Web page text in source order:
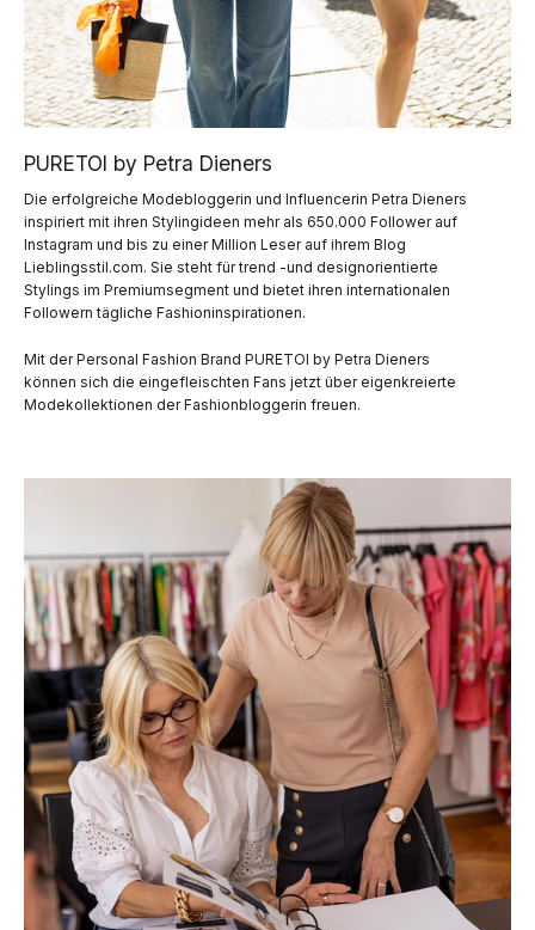
PURETOI by Petra Dieners
Die erfolgreiche Modebloggerin und Influencerin Petra Dieners
inspiriert mit ihren Stylingideen mehr als 650.000 Follower auf
Instagram und bis zu einer Million Leser auf ihrem Blog
Lieblingsstil.com. Sie steht für trend -und designorientierte
Stylings im Premiumsegment und bietet ihren internationalen
Followern tägliche Fashioninspirationen.
Mit der Personal Fashion Brand PURETOI by Petra Dieners
können sich die eingefleischten Fans jetzt über eigenkreierte
Modekollektionen der Fashionbloggerin freuen.